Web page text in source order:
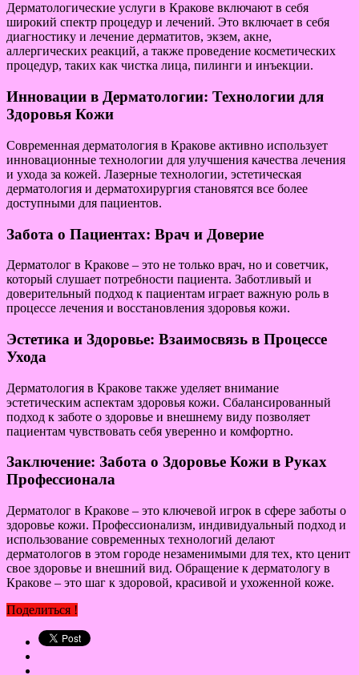
Дерматологические услуги в Кракове включают в себя
широкий спектр процедур и лечений. Это включает в себя
диагностику и лечение дерматитов, экзем, акне,
аллергических реакций, а также проведение косметических
процедур, таких как чистка лица, пилинги и инъекции.
Инновации в Дерматологии: Технологии для
Здоровья Кожи
Современная дерматология в Кракове активно использует
инновационные технологии для улучшения качества лечения
и ухода за кожей. Лазерные технологии, эстетическая
дерматология и дерматохирургия становятся все более
доступными для пациентов.
Забота о Пациентах: Врач и Доверие
Дерматолог в Кракове – это не только врач, но и советчик,
который слушает потребности пациента. Заботливый и
доверительный подход к пациентам играет важную роль в
процессе лечения и восстановления здоровья кожи.
Эстетика и Здоровье: Взаимосвязь в Процессе
Ухода
Дерматология в Кракове также уделяет внимание
эстетическим аспектам здоровья кожи. Сбалансированный
подход к заботе о здоровье и внешнему виду позволяет
пациентам чувствовать себя уверенно и комфортно.
Заключение: Забота о Здоровье Кожи в Руках
Профессионала
Дерматолог в Кракове – это ключевой игрок в сфере заботы о
здоровье кожи. Профессионализм, индивидуальный подход и
использование современных технологий делают
дерматологов в этом городе незаменимыми для тех, кто ценит
свое здоровье и внешний вид. Обращение к дерматологу в
Кракове – это шаг к здоровой, красивой и ухоженной коже.
Поделиться !